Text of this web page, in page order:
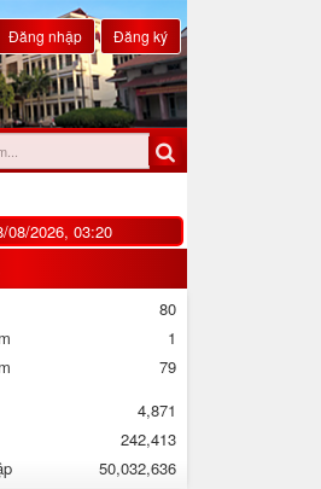
Đăng nhập Đăng ký
08/2026, 03:20
80
1
79
4,871
242,413
50,032,636